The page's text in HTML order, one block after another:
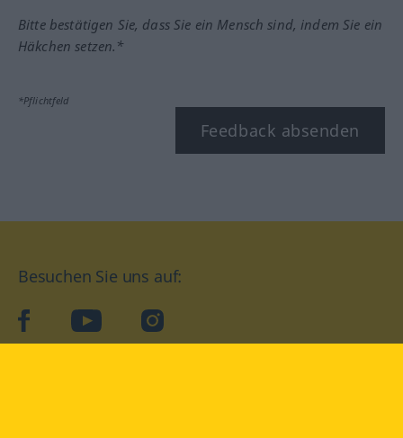
Bitte bestätigen Sie, dass Sie ein Mensch sind, indem Sie ein
Häkchen setzen.*
*Pflichtfeld
Feedback absenden
Besuchen Sie uns auf:
facebookYouTube Instagram